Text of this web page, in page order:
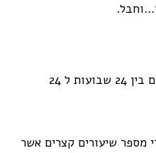
תוכלו ללמוד לימודי תעודה הנעים בין 24 שבועות ל 24
מספר שיעורים קצרים אשר